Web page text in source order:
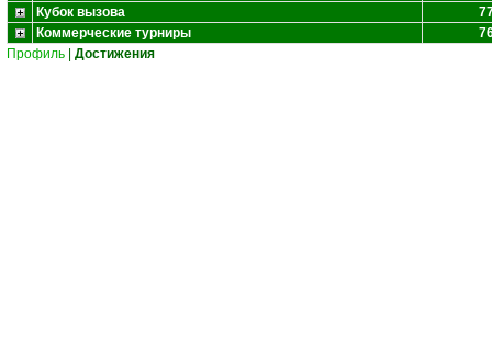
Кубок вызова
Коммерческие турниры
Профиль
Достижения